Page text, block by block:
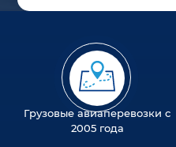
Грузовые авиаперевозки с
2005 года